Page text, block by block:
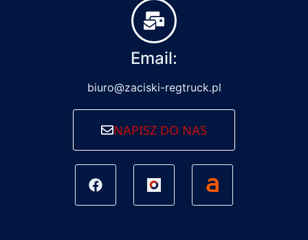
Email:
biuro@zaciski-regtruck.pl
NAPISZ DO NAS